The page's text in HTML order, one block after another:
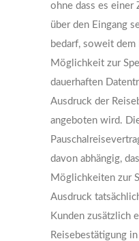
ohne dass es
über den Eingang
bedarf, soweit dem
Möglichkeit zur
dauerhaften
Ausdruck der
angeboten wird.
davon abhängig,
Möglichkeiten zur
Ausdruck
Kunden zusätzlich
Reisebestätigung